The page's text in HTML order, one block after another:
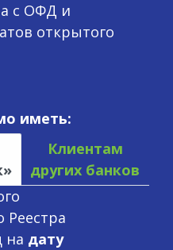
с ОФД и
открытого
иметь:
Клиентам
других банков
Реестра
на дату